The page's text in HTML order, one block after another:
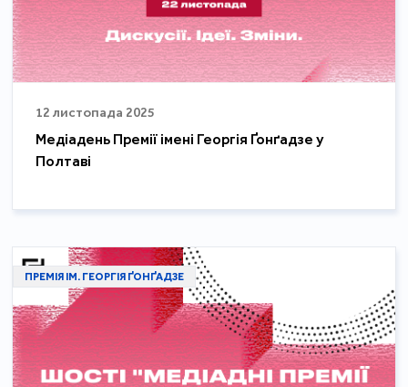
12 листопада 2025
Медіадень Премії імені Георгія Ґонґадзе у
Полтаві
ПРЕМІЯ ІМ. ГЕОРГІЯ ҐОНҐАДЗЕ